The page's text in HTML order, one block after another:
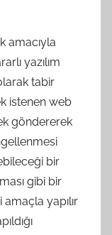
amacıyla
yazılım
tabir
istenen web
göndererek
bir
gibi bir
yapılır